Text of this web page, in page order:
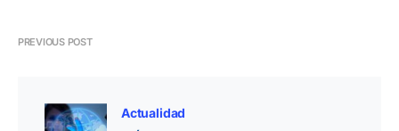
PREVIOUS POST
Actualidad